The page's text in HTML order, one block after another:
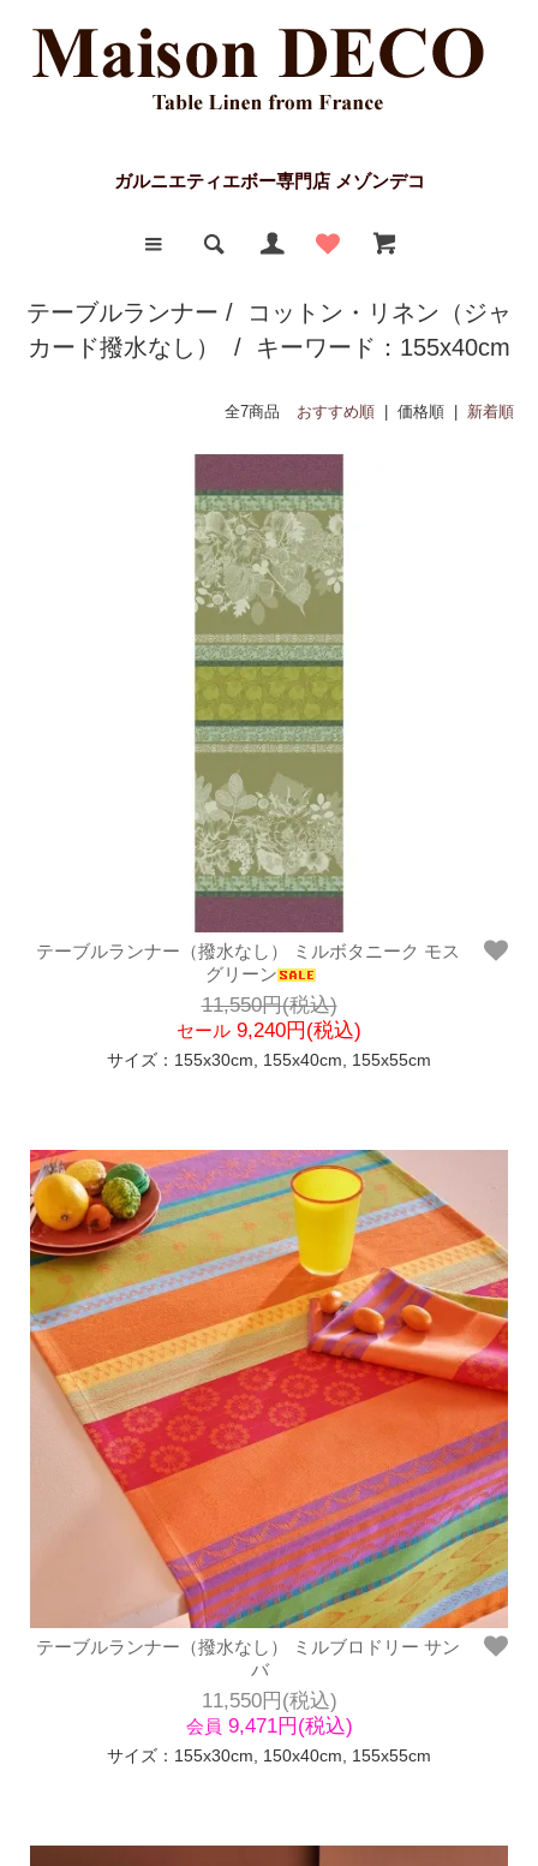
ガルニエティエボー専門店 メゾンデコ
テーブルランナー /
コットン・リネン（ジャ
カード撥水なし）
/ キーワード：155x40cm
全7商品 おすすめ順 | 価格順 | 新着順
テーブルランナー（撥水なし） ミルボタニーク モス
グリーン
11,550円(税込)
セール 9,240円(税込)
サイズ：155x30cm, 155x40cm, 155x55cm
テーブルランナー（撥水なし） ミルブロドリー サン
バ
11,550円(税込)
会員 9,471円(税込)
サイズ：155x30cm, 150x40cm, 155x55cm